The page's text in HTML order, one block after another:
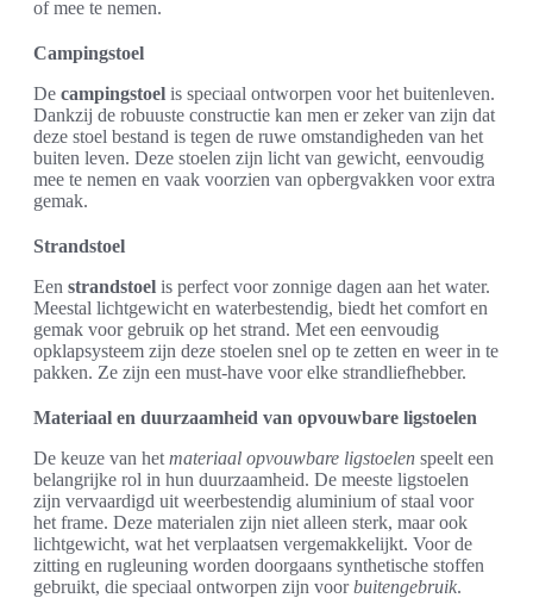
of mee te nemen.
Campingstoel
De campingstoel is speciaal ontworpen voor het buitenleven.
Dankzij de robuuste constructie kan men er zeker van zijn dat
deze stoel bestand is tegen de ruwe omstandigheden van het
buiten leven. Deze stoelen zijn licht van gewicht, eenvoudig
mee te nemen en vaak voorzien van opbergvakken voor extra
gemak.
Strandstoel
Een strandstoel is perfect voor zonnige dagen aan het water.
Meestal lichtgewicht en waterbestendig, biedt het comfort en
gemak voor gebruik op het strand. Met een eenvoudig
opklapsysteem zijn deze stoelen snel op te zetten en weer in te
pakken. Ze zijn een must-have voor elke strandliefhebber.
Materiaal en duurzaamheid van opvouwbare ligstoelen
De keuze van het materiaal opvouwbare ligstoelen speelt een
belangrijke rol in hun duurzaamheid. De meeste ligstoelen
zijn vervaardigd uit weerbestendig aluminium of staal voor
het frame. Deze materialen zijn niet alleen sterk, maar ook
lichtgewicht, wat het verplaatsen vergemakkelijkt. Voor de
zitting en rugleuning worden doorgaans synthetische stoffen
gebruikt, die speciaal ontworpen zijn voorbuitengebruik.